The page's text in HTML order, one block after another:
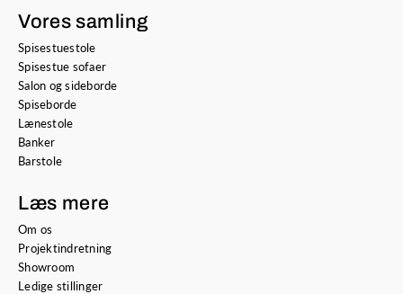
Vores samling
Spisestuestole
Spisestue sofaer
Salon og sideborde
Spiseborde
Lænestole
Banker
Barstole
Læs mere
Om os
Projektindretning
Showroom
Ledige stillinger